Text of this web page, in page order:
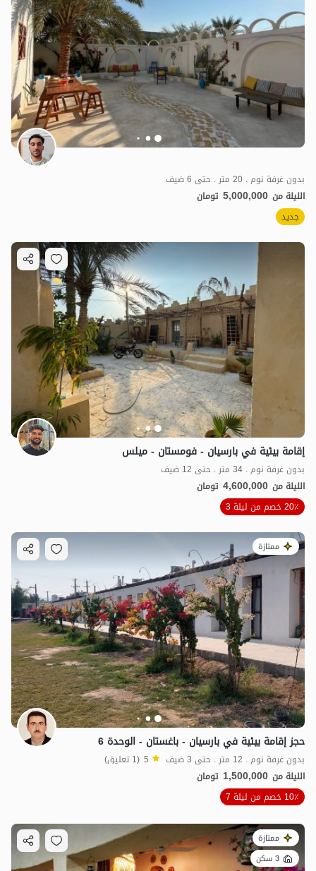
4.6مليون ت
بدون غرفة نوم . 20 متر . حتى 6 ضيف
الليلة من 5,000,000 تومان
جديد
إقامة بيئية في بارسيان - فومستان - ميلس
بدون غرفة نوم . 34 متر . حتى 12 ضيف
الليلة من 4,600,000 تومان
20٪ خصم من ليلة 3
ممتازة
حجز إقامة بيئية في بارسيان - باغستان - الوحدة 6
بدون غرفة نوم . 12 متر . حتى 3 ضيف 5 (1 تعليق)
الليلة من 1,500,000 تومان
10٪ خصم من ليلة 7
ممتازة
3 سكن